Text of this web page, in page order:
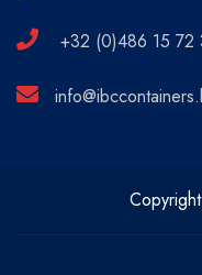
+32 (0)486 15 72